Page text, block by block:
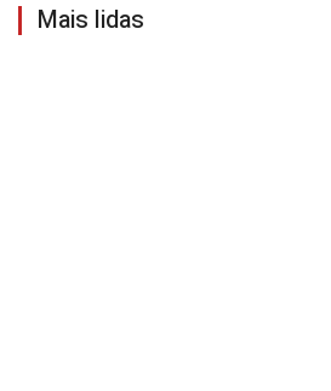
Mais lidas